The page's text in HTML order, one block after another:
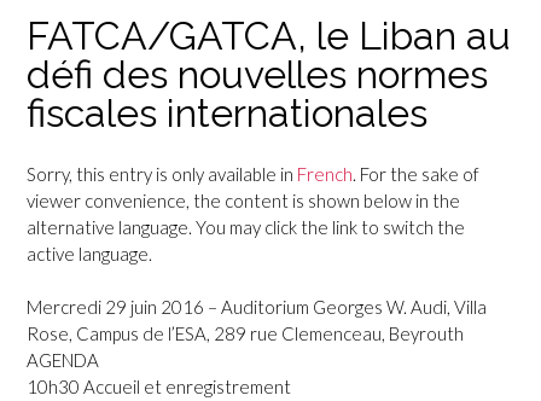
FATCA/GATCA, le Liban au
défi des nouvelles normes
fiscales internationales
Sorry, this entry is only available in French . For the sake of
viewer convenience, the content is shown below in the
alternative language. You may click the link to switch the
active language.
Mercredi 29 juin 2016 – Auditorium Georges W. Audi, Villa
Rose, Campus de l’ESA, 289 rue Clemenceau, Beyrouth
AGENDA
10h30 Accueil et enregistrement